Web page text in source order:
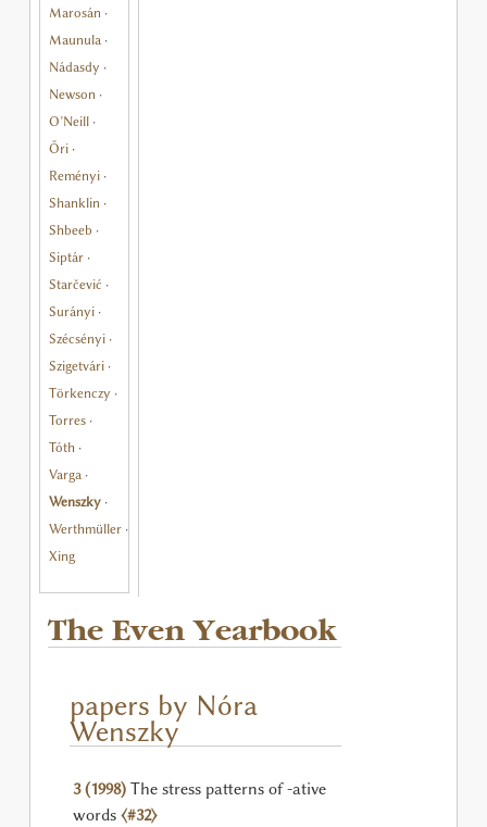
Marosán ·
Maunula ·
Nádasdy ·
Newson ·
O’Neill·
Őri·
Reményi·
Shanklin ·
Shbeeb ·
Siptár·
Starčević ·
Surányi·
Szécsényi·
Szigetvári·
Törkenczy ·
Torres·
Tóth ·
Varga ·
Wenszky·
Werthmüller·
Xing
The Even Yearbook
papers by Nóra
Wenszky
3 (1998)The stress patterns of -ative
words ⟨#32⟩